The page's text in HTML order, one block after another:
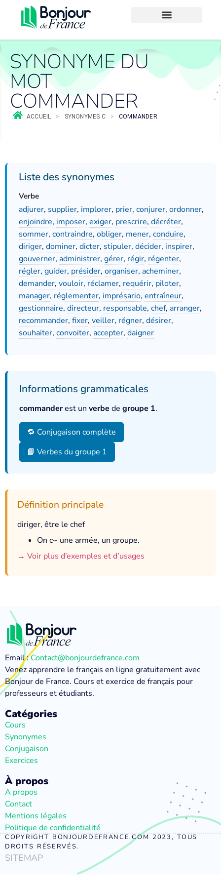
SYNONYME DU
MOT
COMMANDER
ACCUEIL > SYNONYMES C > COMMANDER
Liste des synonymes
Verbe
adjurer, supplier, implorer, prier, conjurer, ordonner,
enjoindre, imposer, exiger, prescrire, décréter,
sommer, contraindre, obliger, mener, conduire,
diriger, dominer, dicter, stipuler, décider, inspirer,
gouverner, administrer, gérer, régir, régenter,
régler, guider, présider, organiser, acheminer,
demander, vouloir, réclamer, requérir, piloter,
manager, réglementer, imprésario, entraîneur,
gestionnaire, directeur, responsable, chef, arranger,
recommander, fixer, veiller, régner, désirer,
souhaiter, convoiter, accepter, daigner
Informations grammaticales
commanderest un verbe de groupe 1.
🔁 Conjugaison complète
📘 Verbes du groupe 1
Définition principale
diriger, être le chef
On c~ une armée, un groupe.
→ Voir plus d’exemples et d’usages
Email :Contact@bonjourdefrance.com
Venez apprendre le français en ligne gratuitement avec
Bonjour de France. Cours et exercice de français pour
professeurs et étudiants.
Catégories
Cours
Synonymes
Conjugaison
Exercices
À propos
A propos
Contact
Mentions légales
Politique de confidentialité
COPYRIGHT BONJOURDEFRANCE.COM 2023, TOUS
DROITS RÉSERVÉS.
SITEMAP